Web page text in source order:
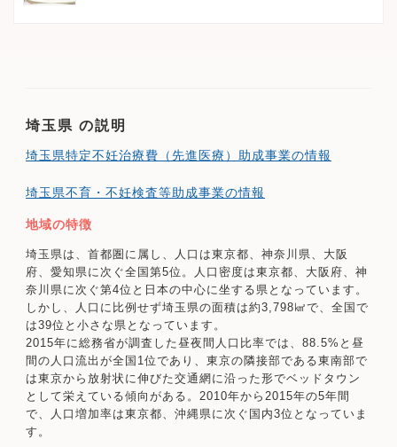
埼玉県 の説明
埼玉県特定不妊治療費（先進医療）助成事業の情報
埼玉県不育・不妊検査等助成事業の情報
地域の特徴
埼玉県は、首都圏に属し、人口は東京都、神奈川県、大阪
府、愛知県に次ぐ全国第5位。人口密度は東京都、大阪府、神
奈川県に次ぐ第4位と日本の中心に坐する県となっています。
しかし、人口に比例せず埼玉県の面積は約3,798㎢で、全国で
は39位と小さな県となっています。
2015年に総務省が調査した昼夜間人口比率では、88.5%と昼
間の人口流出が全国1位であり、東京の隣接部である東南部で
は東京から放射状に伸びた交通網に沿った形でベッドタウン
として栄えている傾向がある。2010年から2015年の5年間
で、人口増加率は東京都、沖縄県に次ぐ国内3位となっていま
す。